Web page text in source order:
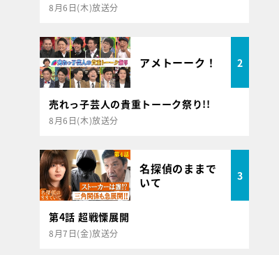
8月6日(木)放送分
アメトーーク！ 2
売れっ子芸人の貴重トーーク祭り!!
8月6日(木)放送分
名探偵のままで
いて
3
第4話 超戦慄展開
8月7日(金)放送分